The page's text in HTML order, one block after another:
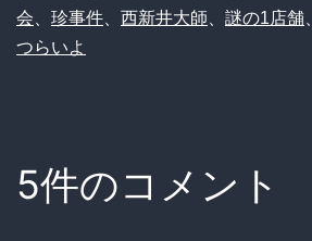
会
珍事件 西新井大師 謎の1店舗
つらいよ
5件のコメント